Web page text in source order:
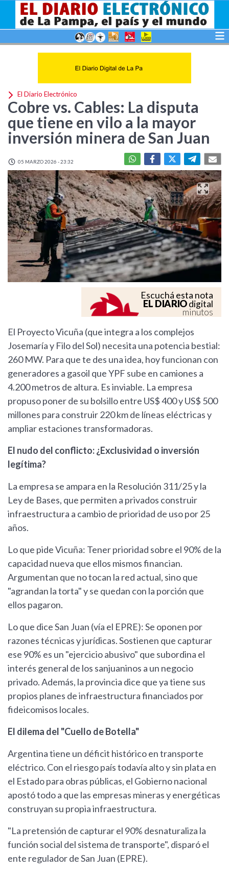
El Diario Electrónico
Cobre vs. Cables: La disputa
que tiene en vilo a la mayor
inversión minera de San Juan
05 MARZO 2026 - 23:32
Escuchá esta nota
EL DIARIOdigital
minutos
El Proyecto Vicuña (que integra a los complejos
Josemaría y Filo del Sol) necesita una potencia bestial:
260 MW. Para que te des una idea, hoy funcionan con
generadores a gasoil que YPF sube en camiones a
4.200 metros de altura. Es inviable. La empresa
propuso poner de su bolsillo entre US$ 400 y US$ 500
millones para construir 220 km de líneas eléctricas y
ampliar estaciones transformadoras.
El nudo del conflicto: ¿Exclusividad o inversión
legítima?
La empresa se ampara en la Resolución 311/25 y la
Ley de Bases, que permiten a privados construir
infraestructura a cambio de prioridad de uso por 25
años.
Lo que pide Vicuña: Tener prioridad sobre el 90% de la
capacidad nueva que ellos mismos financian.
Argumentan que no tocan la red actual, sino que
"agrandan la torta" y se quedan con la porción que
ellos pagaron.
Lo que dice San Juan (vía el EPRE): Se oponen por
razones técnicas y jurídicas. Sostienen que capturar
ese 90% es un "ejercicio abusivo" que subordina el
interés general de los sanjuaninos a un negocio
privado. Además, la provincia dice que ya tiene sus
propios planes de infraestructura financiados por
fideicomisos locales.
El dilema del "Cuello de Botella"
Argentina tiene un déficit histórico en transporte
eléctrico. Con el riesgo país todavía alto y sin plata en
el Estado para obras públicas, el Gobierno nacional
apostó todo a que las empresas mineras y energéticas
construyan su propia infraestructura.
"La pretensión de capturar el 90% desnaturaliza la
función social del sistema de transporte", disparó el
ente regulador de San Juan (EPRE).